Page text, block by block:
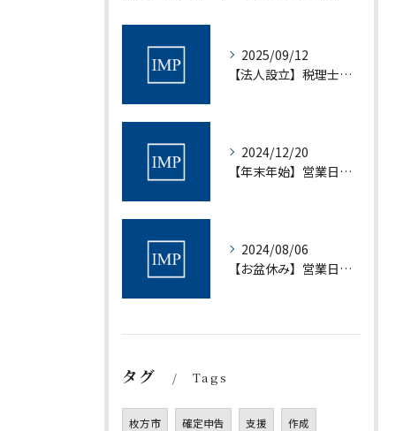
2025/09/12
【法人設立】税理士法人アイムパートナーズ設立について｜税理士法人アイムパートナーズ
2024/12/20
【年末年始】営業日について｜村上会計事務所
2024/08/06
【お盆休み】営業日について｜村上会計事務所
タグ Tags
枚方市 確定申告 支援 作成